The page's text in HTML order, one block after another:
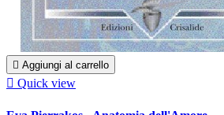
 Aggiungi al carrello
 Quick view